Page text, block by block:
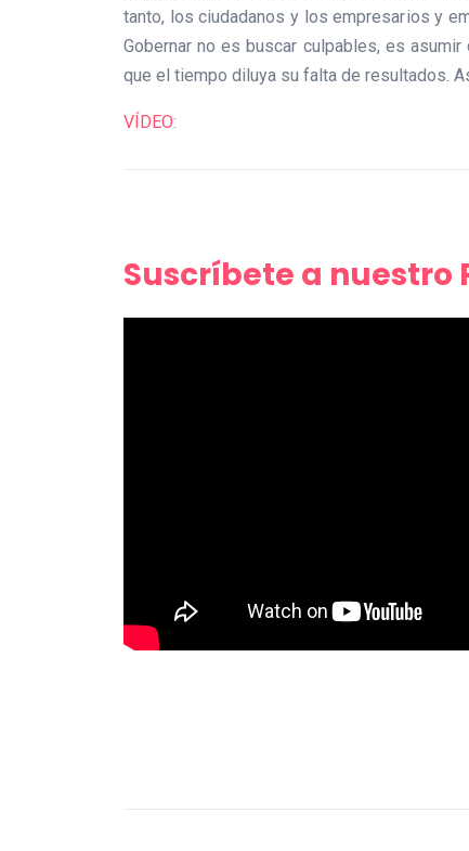
tanto, los ciudadanos y los empresarios y
Gobernar no es buscar culpables, es
que el tiempo diluya su falta de resultados.
VÍDEO:
Suscríbete a nuestro